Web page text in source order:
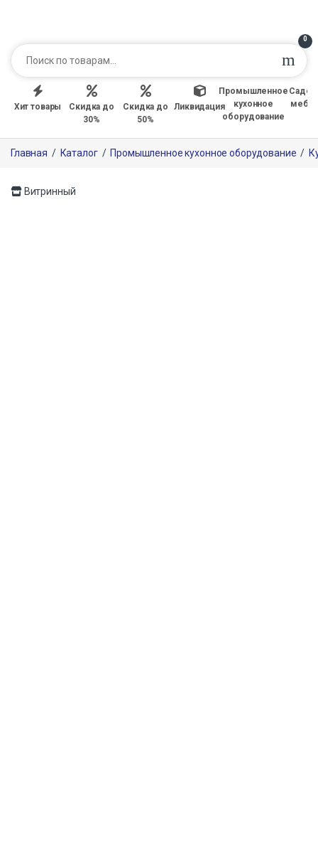
0
Хит товары
Скидка до
30%
Скидка до
50%
Ликвидация
Промышленное
кухонное
оборудование
Главная / Каталог / Промышленное кухонное оборудование /
Витринный